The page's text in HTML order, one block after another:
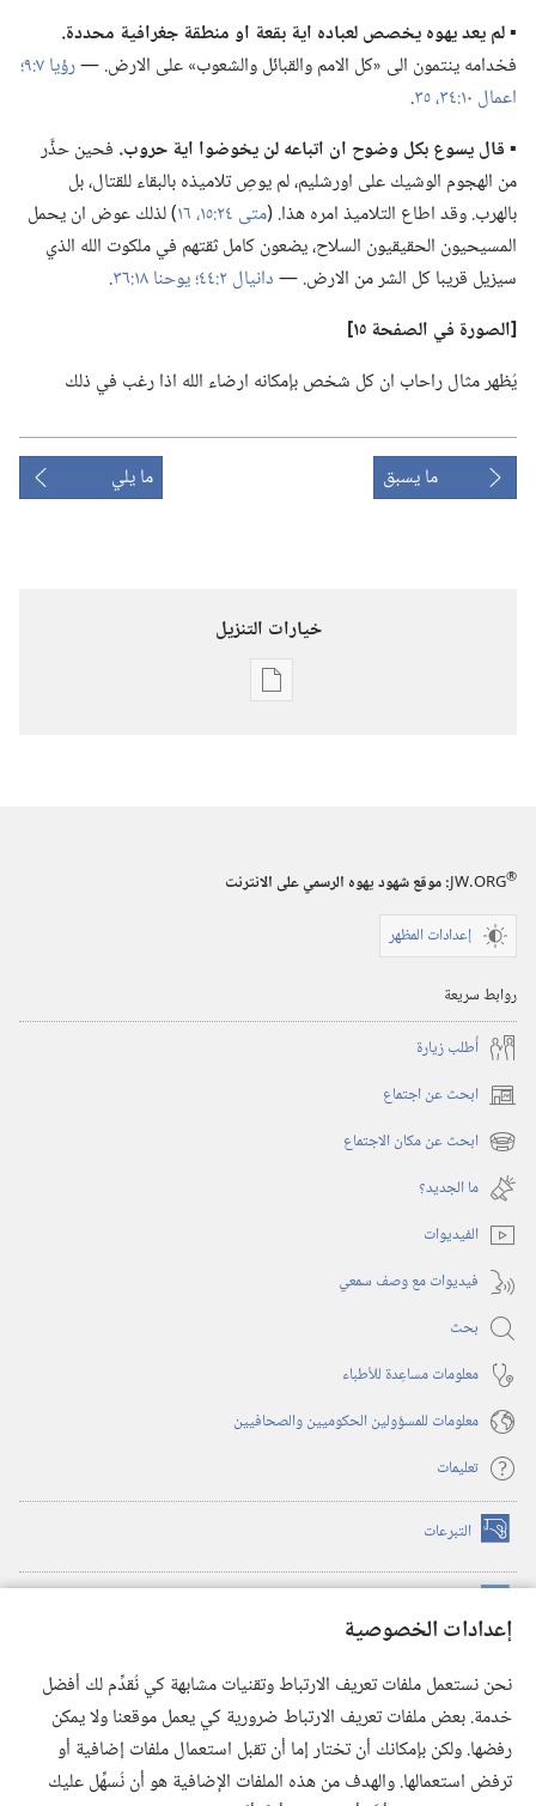
إعدادات الخصوصية
نحن نستعمل ملفات تعريف الارتباط وتقنيات مشابهة كي نُقدِّم لك أفضل
خدمة. بعض ملفات تعريف الارتباط ضرورية كي يعمل موقعنا ولا يمكن
رفضها. ولكن بإمكانك أن تختار إما أن تقبل استعمال ملفات إضافية أو
ترفض استعمالها. والهدف من هذه الملفات الإضافية هو أن نُسهِّل عليك
▪لم يعد يهوه يخصص لعباده اية بقعة او منطقة جغرافية محددة.‏
فخدامه ينتمون الى «كل الامم والقبائل والشعوب» على الارض.‏ —‏رؤيا ٧:‏٩؛‏
اعمال ١٠:‏٣٤،‏ ٣٥
‏.‏
▪قال يسوع بكل وضوح ان اتباعه لن يخوضوا اية حروب.‏ فحين حذَّر
من الهجوم الوشيك على اورشليم،‏ لم يوصِ تلاميذه بالبقاء للقتال،‏ بل
بالهرب.‏ وقد اطاع التلاميذ امره هذا.‏ (‏متى ٢٤:‏١٥،‏ ١٦
‏)‏ لذلك عوض ان يحمل
المسيحيون الحقيقيون السلاح،‏ يضعون كامل ثقتهم في ملكوت الله الذي
سيزيل قريبا كل الشر من الارض.‏ —‏دانيال ٢:‏٤٤؛‏ يوحنا ١٨:‏٣٦
‏.‏
‏[الصورة في الصفحة ١٥]‏
يُظهر مثال راحاب ان كل شخص بإمكانه ارضاء الله اذا رغب في ذلك
ما يسبق ما يلي
خيارات التنزيل
خيارات
يناير‏
JW.ORG®
:‏ موقع شهود يهوه الرسمي على الانترنت
إعدادات المظهر
روابط سريعة
أُطلب زيارة
ابحث عن اجتماع (يفتح
نافذة ابحث عن مكان الاجتماع (يفتح
نافذة
جديدة)
ما الجديد؟‏
الفيديوات
فيديوات مع وصف سمعي
بحث
معلومات مساعِدة للأطباء
معلومات للمسؤولين الحكوميين والصحافيين
تعليمات
التبرعات (يفتح
نافذة
(يفتح
نافذة
(يفتح
نافذة
جديدة) تطبيق ®
JW Library
مكتبة برج المراقبة